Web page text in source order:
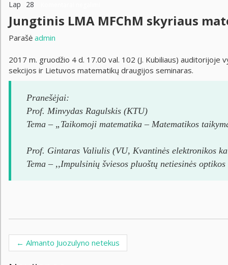
Lap 28
Jungtinis LMA MFChM skyriaus
Parašė admin
2017 m. gruodžio 4 d. 17.00 val. 102 (J. Kubiliaus)
sekcijos ir Lietuvos matematikų draugijos seminaras.
Pranešėjai:
Prof. Minvydas Ragulskis (KTU)
Tema – „Taikomoji matematika – Matematikos
Prof. Gintaras Valiulis (VU, Kvantinės elektronikos
Tema – ,,Impulsinių šviesos pluoštų netiesinės
Post navigation
← Almanto Juozulyno netekus